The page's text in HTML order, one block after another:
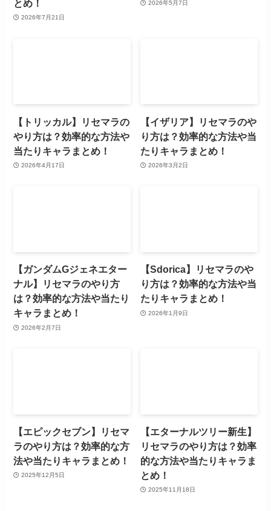
とめ！
2026年7月21日
2026年5月7日
【トリッカル】リセマラの
やり方は？効率的な方法や
当たりキャラまとめ！
2026年4月17日
【イザリア】リセマラのや
り方は？効率的な方法や当
たりキャラまとめ！
2026年3月2日
【ガンダムGジェネエター
ナル】リセマラのやり方
は？効率的な方法や当たり
キャラまとめ！
2026年2月7日
【Sdorica】リセマラのや
り方は？効率的な方法や当
たりキャラまとめ！
2026年1月9日
【エピックセブン】リセマ
ラのやり方は？効率的な方
法や当たりキャラまとめ！
2025年12月5日
【エターナルツリー新生】
リセマラのやり方は？効率
的な方法や当たりキャラま
とめ！
2025年11月18日